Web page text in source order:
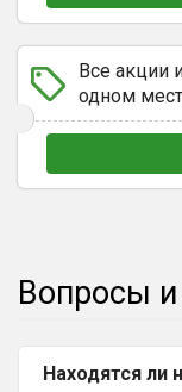
Все акции
одном
Вопросы
Находятся ли